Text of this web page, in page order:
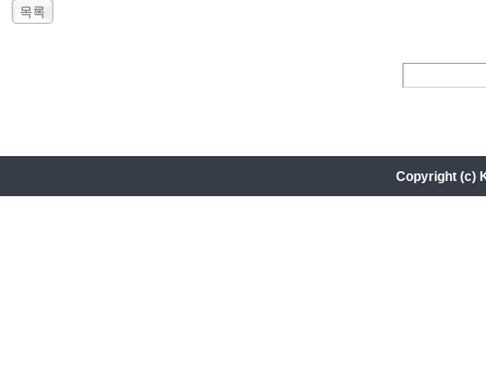
목록
Copyright (c)